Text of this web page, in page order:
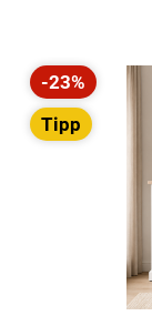
Rabatt
-23%
Tipp